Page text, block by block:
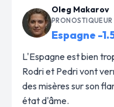
Oleg Makarov
PRONOSTIQUEUR
Espagne -
L'Espagne est bien
Rodri et Pedri vont
des misères sur son
état d'âme.